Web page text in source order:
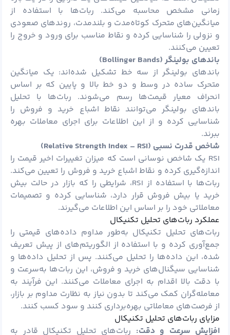
زمانی مشخص محاسبه می‌کند. ربات‌ها با استفاده از
میانگین‌های متحرک کوتاه‌مدت و بلندمدت، روندهای صعودی
و نزولی را شناسایی کرده و نقاط مناسب برای ورود و خروج را
تعیین می‌کنند.
باندهای بولینگر (Bollinger Bands)
باندهای بولینگر از سه خط تشکیل شده‌اند: یک میانگین
متحرک ساده در وسط و دو خط بالا و پایین که بر اساس
انحراف معیار قیمت‌ها رسم می‌شوند. ربات‌ها با تحلیل
باندهای بولینگر می‌توانند نقاط اشباع خرید و فروش را
شناسایی کرده و از این اطلاعات برای اجرای معاملات بهره
ببرند.
شاخص قدرت نسبی (Relative Strength Index – RSI)
RSI یک شاخص نوسانی است که میزان تغییرات اخیر قیمت را
اندازه‌گیری کرده و نقاط اشباع خرید و فروش را تعیین می‌کند.
ربات‌ها با استفاده از RSI، شرایطی را که بازار در حالت بیش
خرید یا بیش فروش قرار دارد، شناسایی کرده و تصمیمات
معاملاتی خود را بر اساس این اطلاعات می‌گیرند.
عملکرد ربات‌های تحلیل تکنیکال
ربات‌های تحلیل تکنیکال به‌طور مداوم داده‌های قیمتی را
جمع‌آوری کرده و با استفاده از الگوریتم‌های از پیش تعریف
شده، این داده‌ها را تحلیل می‌کنند. پس از تحلیل داده‌ها و
شناسایی سیگنال‌های خرید و فروش، این ربات‌ها به‌سرعت و
با دقت بالا اقدام به اجرای معاملات می‌کنند. این فرآیند به
معامله‌گران کمک می‌کند تا بدون نیاز به نظارت مداوم بر بازار،
از فرصت‌های معاملاتی بهره‌برداری کنند و سود کسب کنند.
مزایای ربات‌های تحلیل تکنیکال
افزایش سرعت و دقت: ربات‌های تحلیل تکنیکال قادر به